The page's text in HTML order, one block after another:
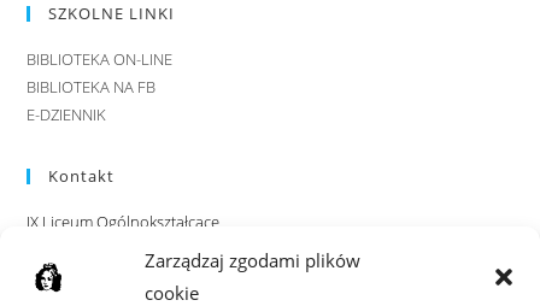
Zarządzaj zgodami plików
cookie
SZKOLNE LINKI
BIBLIOTEKA ON-LINE
BIBLIOTEKA NA FB
E-DZIENNIK
Kontakt
IX Liceum Ogólnokształcące
im. Klementyny Hoffmanowej
ul. Hoża 88, 00-682 Warszawa